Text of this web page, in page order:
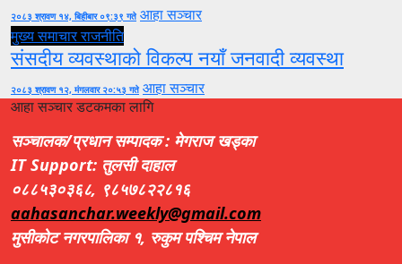
२०८३ श्रावण १४, बिहीबार ०९:३९ गते आहा सञ्चार
मुख्य समाचारराजनीति
संसदीय व्यवस्थाको विकल्प नयाँ जनवादी व्यवस्था
२०८३ श्रावण १२, मंगलवार २०:५३ गते आहा सञ्चार
आहा सञ्चार डटकमका लागि
सञ्चालक/प्रधान सम्पादक : मेगराज खड्का
IT Support: तुलसी दाहाल
०८८५३०३६८, ९८५७८२२८१६
aahasanchar.weekly@gmail.com
मुसीकोट नगरपालिका १, रुकुम पश्चिम नेपाल